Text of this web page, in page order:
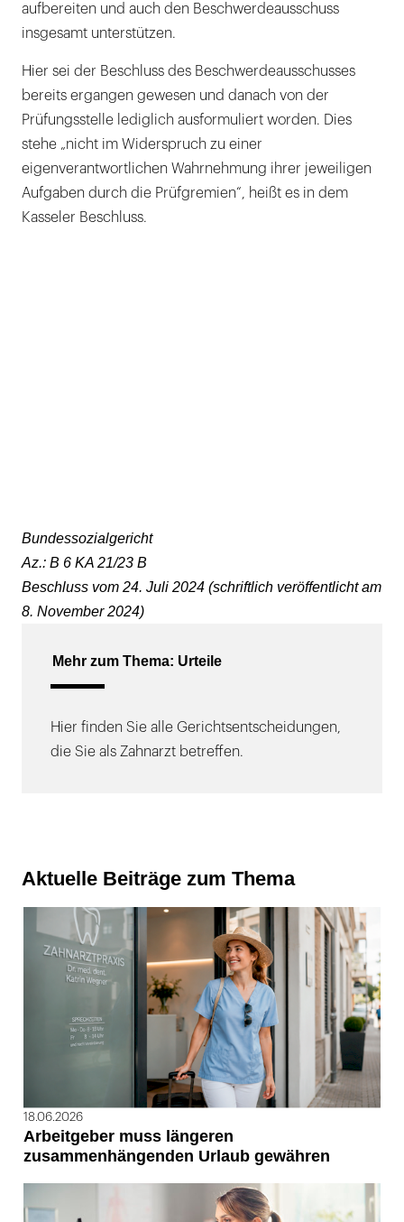
aufbereiten und auch den Beschwerdeausschuss
insgesamt unterstützen.
Hier sei der Beschluss des Beschwerdeausschusses
bereits ergangen gewesen und danach von der
Prüfungsstelle lediglich ausformuliert worden. Dies
stehe „nicht im Widerspruch zu einer
eigenverantwortlichen Wahrnehmung ihrer jeweiligen
Aufgaben durch die Prüfgremien“, heißt es in dem
Kasseler Beschluss.
Bundessozialgericht
Az.: B 6 KA 21/23 B
Beschluss vom 24. Juli 2024 (schriftlich veröffentlicht am
8. November 2024)
Mehr zum Thema: Urteile
Hier finden Sie alle Gerichtsentscheidungen,
die Sie als Zahnarzt betreffen.
Aktuelle Beiträge zum Thema
18.06.2026
Arbeitgeber muss längeren
zusammenhängenden Urlaub gewähren